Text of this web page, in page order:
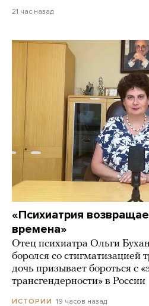
21 час назад
«Психиатрия
времена»
Отец психиатра Ольги
боролся со стигматизацией
дочь призывает бороться с
трансгендерности» в России
ИСТОРИИ 19 часов назад